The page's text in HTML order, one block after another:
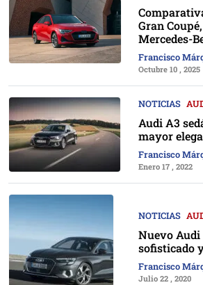
Gran
Mercedes-
Francisco
Octubre 10 , 2025
NOTICIAS
Audi A3
mayor
Francisco
Enero 17 , 2022
NOTICIAS
Nuevo Audi
sofisticado
Francisco
Julio 22 , 2020